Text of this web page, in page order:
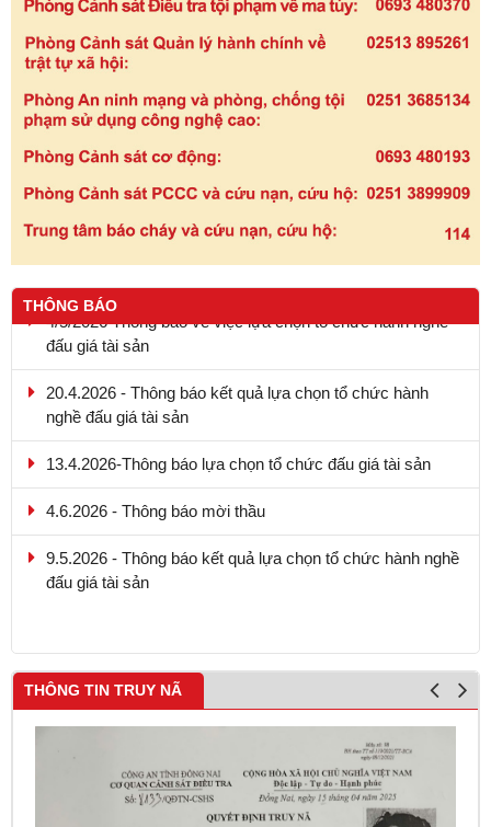
THÔNG BÁO
4/5/2026 Thông báo về việc lựa chọn tổ chức hành nghề
đấu giá tài sản
20.4.2026 - Thông báo kết quả lựa chọn tổ chức hành
nghề đấu giá tài sản
13.4.2026-Thông báo lựa chọn tổ chức đấu giá tài sản
4.6.2026 - Thông báo mời thầu
9.5.2026 - Thông báo kết quả lựa chọn tổ chức hành nghề
đấu giá tài sản
THÔNG TIN TRUY NÃ